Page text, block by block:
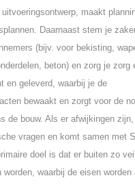
maakt
Daarnaast stem je
(bijv. voor bekisting,
beton) en zorg je zorg
en geleverd, waarbij je de
bewaakt en zorgt voor de
de bouw. Als er afwijkingen
vragen en komt samen met
doel is dat er buiten zo
waarbij de eisen worden